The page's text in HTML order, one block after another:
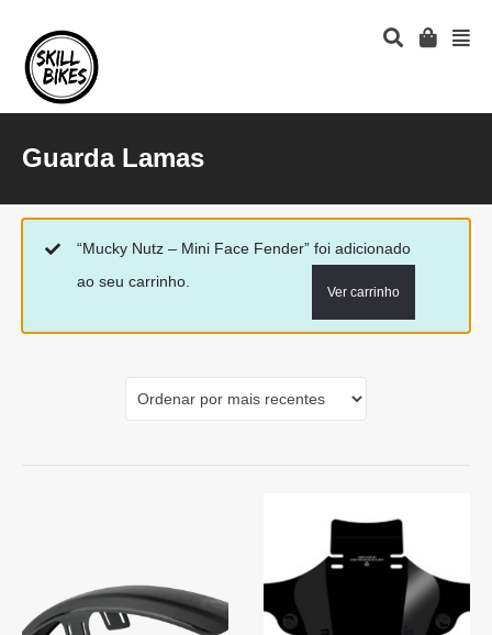
Guarda Lamas
“Mucky Nutz – Mini Face Fender” foi adicionado
ao seu carrinho.
Ver carrinho